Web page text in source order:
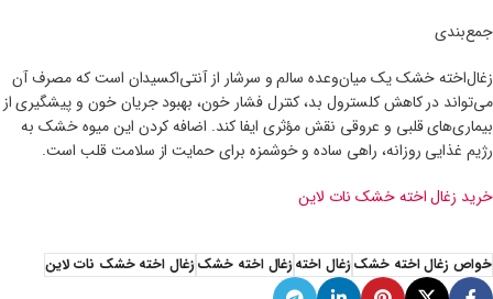
جمع‌بندی
زغال‌اخته خشک یک میان‌وعده سالم و سرشار از آنتی‌اکسیدان است که مصرف آن
می‌تواند در کاهش کلسترول بد، کنترل فشار خون، بهبود جریان خون و پیشگیری از
بیماری‌های قلبی و عروقی نقش مؤثری ایفا کند. اضافه کردن این میوه خشک به
رژیم غذایی روزانه، راهی ساده و خوشمزه برای حمایت از سلامت قلب است.
خرید زغال اخته خشک نات لاین
خواص زغال اخته خشکزغال اختهزغال اخته خشکزغال اخته خشک نات لاین